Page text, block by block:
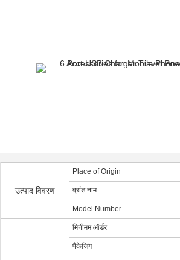
उत्पाद विवरण
Place of Origin
ब्रांड नाम
Model Number
मिनीमम ऑर्डर
पैकेजिंग